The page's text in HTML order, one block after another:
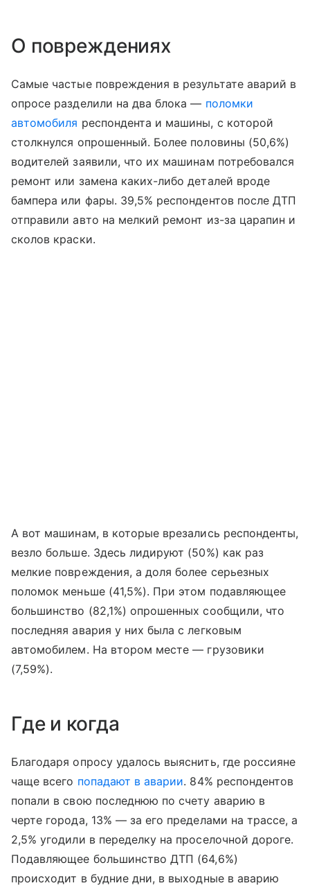
О повреждениях
Самые частые повреждения в результате аварий в
опросе разделили на два блока — поломки
автомобиля респондента и машины, с которой
столкнулся опрошенный. Более половины (50,6%)
водителей заявили, что их машинам потребовался
ремонт или замена каких-либо деталей вроде
бампера или фары. 39,5% респондентов после ДТП
отправили авто на мелкий ремонт из-за царапин и
сколов краски.
А вот машинам, в которые врезались респонденты,
везло больше. Здесь лидируют (50%) как раз
мелкие повреждения, а доля более серьезных
поломок меньше (41,5%). При этом подавляющее
большинство (82,1%) опрошенных сообщили, что
последняя авария у них была с легковым
автомобилем. На втором месте — грузовики
(7,59%).
Где и когда
Благодаря опросу удалось выяснить, где россияне
чаще всего попадают в аварии. 84% респондентов
попали в свою последнюю по счету аварию в
черте города, 13% — за его пределами на трассе, а
2,5% угодили в переделку на проселочной дороге.
Подавляющее большинство ДТП (64,6%)
происходит в будние дни, в выходные в аварию